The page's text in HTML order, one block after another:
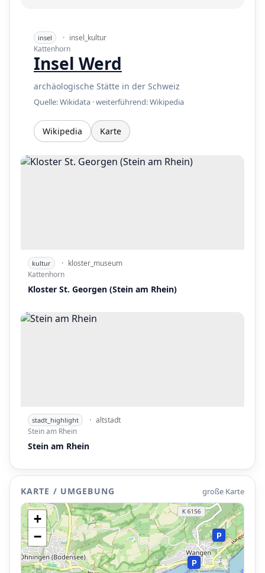
insel · insel_kultur
Kattenhorn
Insel Werd
archäologische Stätte in der Schweiz
Quelle: Wikidata · weiterführend:Wikipedia
Wikipedia Karte
kultur · kloster_museum
Kattenhorn
Kloster St. Georgen (Stein am Rhein)
stadt_highlight · altstadt
Stein am Rhein
Stein am Rhein
KARTE / UMGEBUNG große Karte
P
P
P
P
+
−